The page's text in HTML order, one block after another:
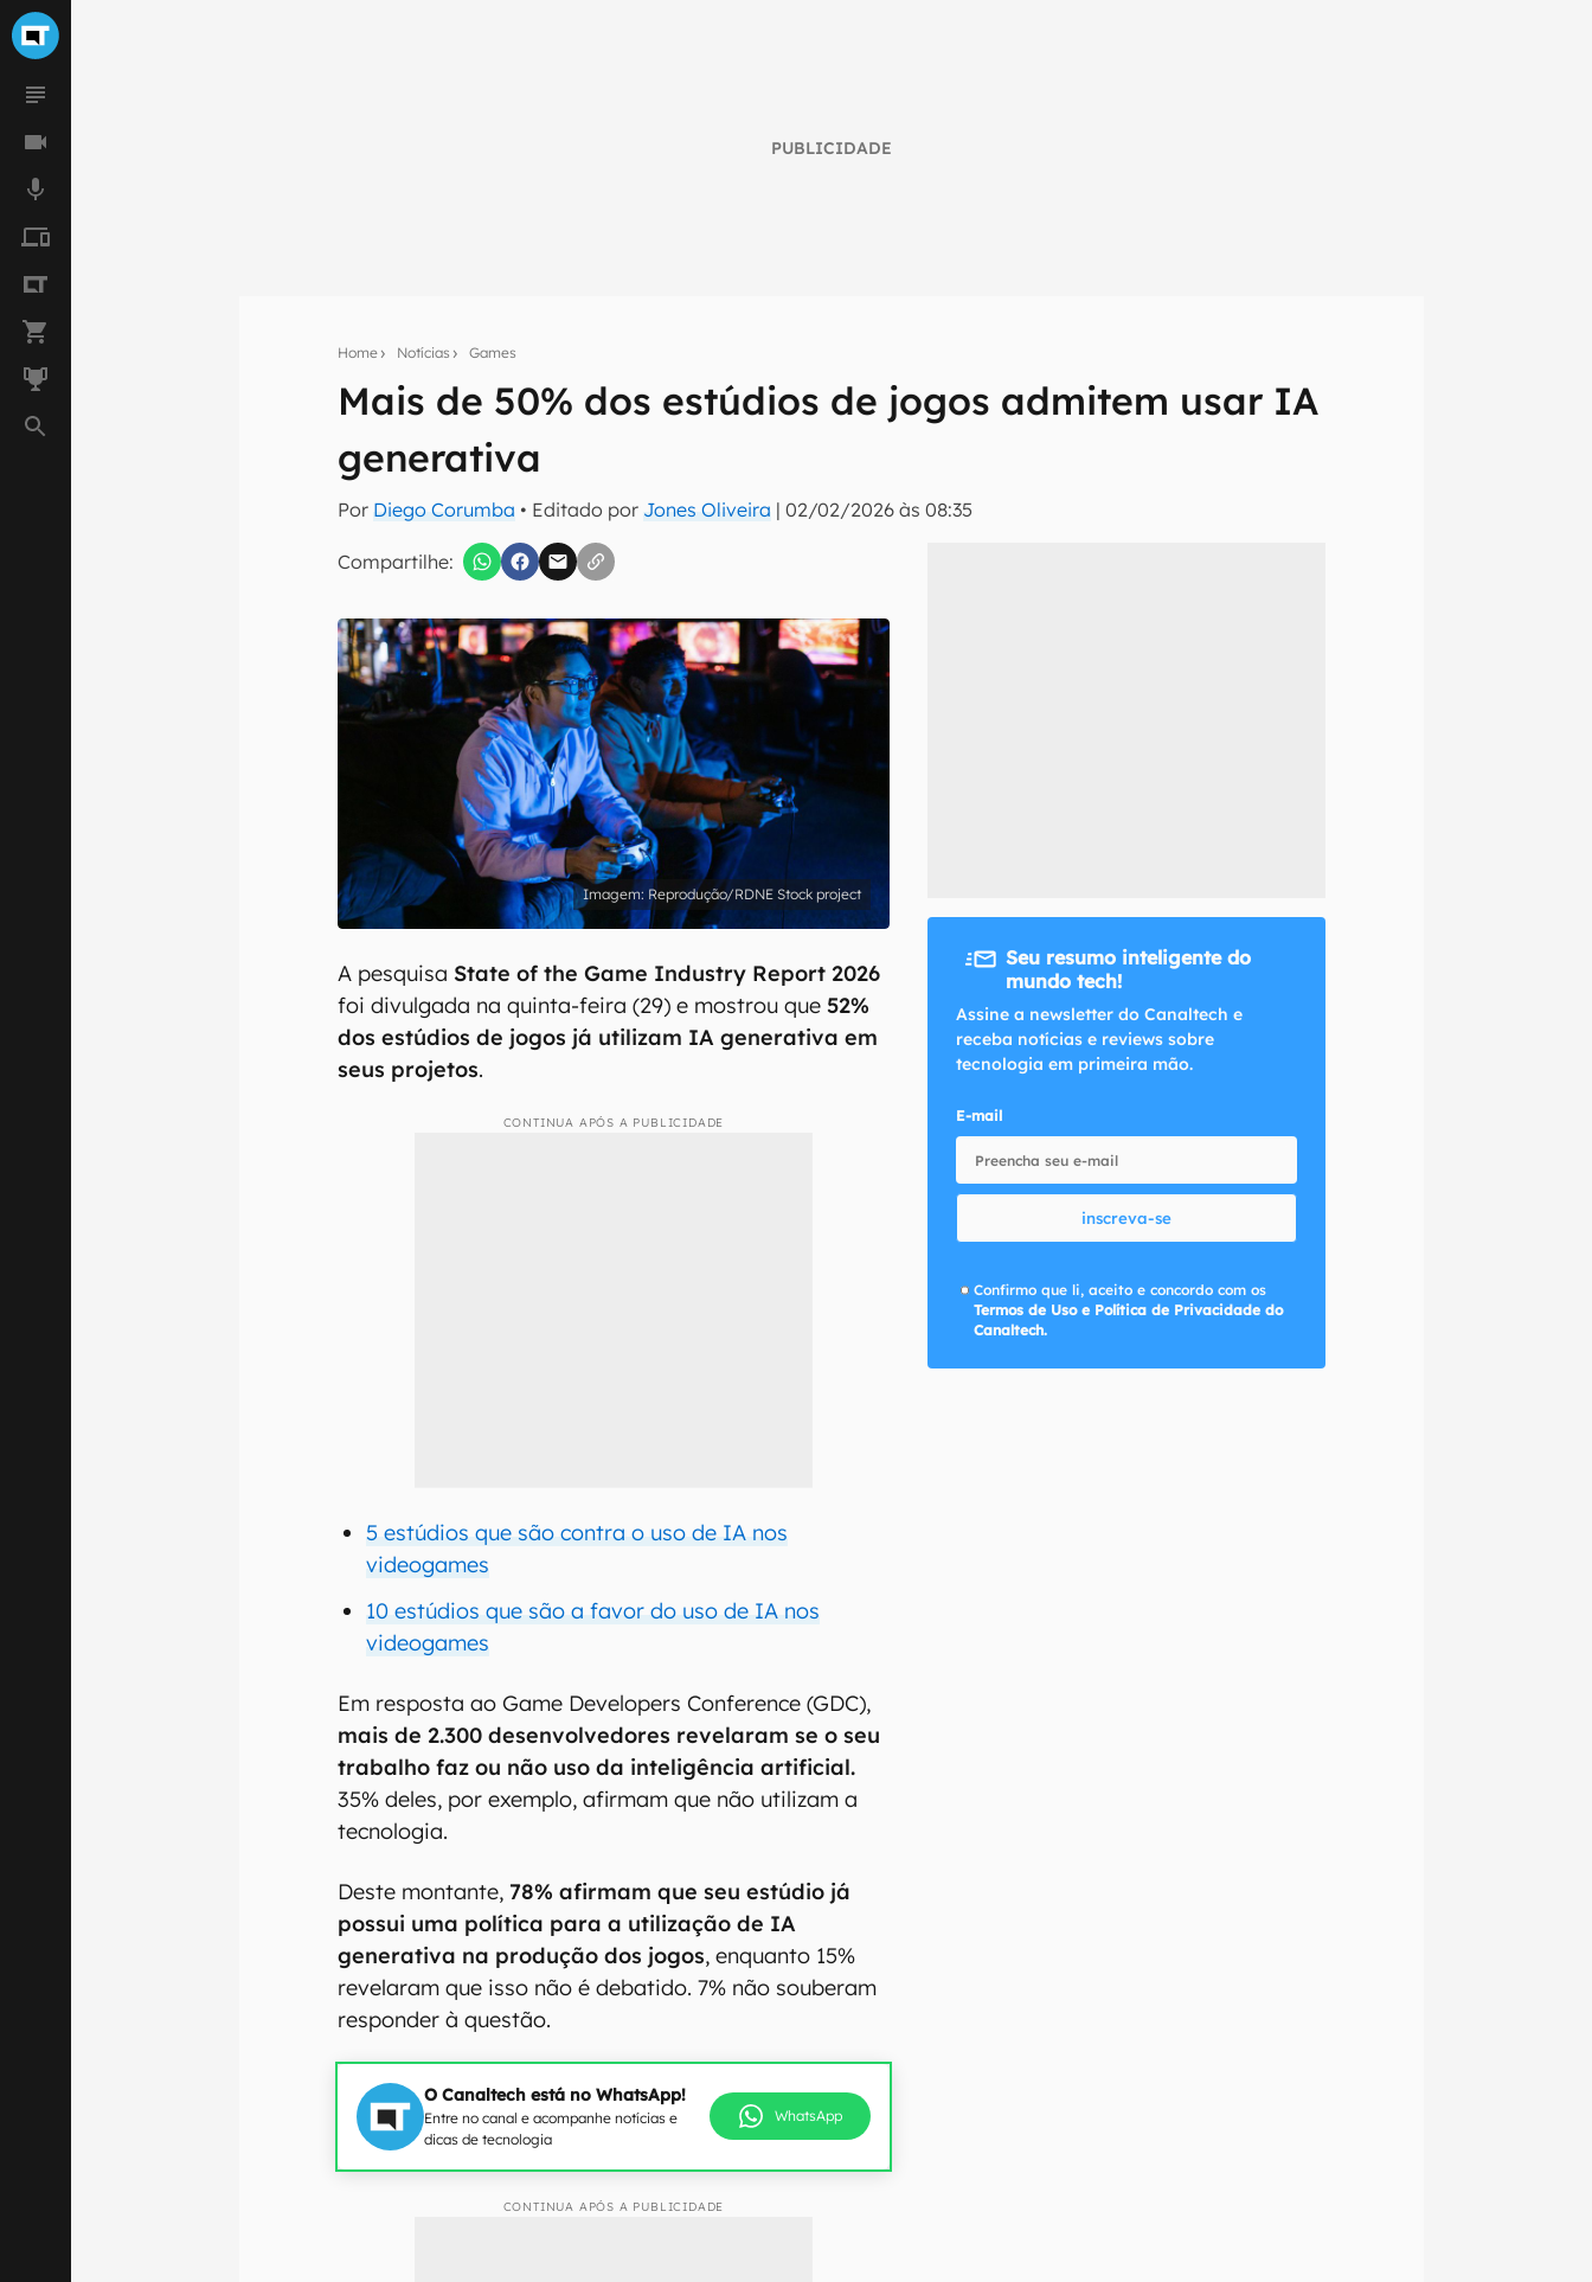
PUBLICIDADE
Home Notícias Games
Mais de 50% dos estúdios de jogos admitem usar IA
generativa
Por Diego Corumba • Editado por Jones Oliveira |02/02/2026 às 08:35
Compartilhe:
Assine a newsletter do Canaltech e receba notícias e reviews sobre tecnologia em primeira
inscreva-se
Confirmo que li, aceito e concordo com os Termos de Uso e Política de Privacidade do Canaltech.
Reprodução/RDNE Stock project
A pesquisa State of the Game Industry Report 2026
foi divulgada na quinta-feira (29) e mostrou que 52%
dos estúdios de jogos já utilizam IA generativa em
seus projetos.
CONTINUA APÓS A PUBLICIDADE
5 estúdios que são contra o uso de IA nos
videogames
10 estúdios que são a favor do uso de IA nos
videogames
Em resposta ao Game Developers Conference (GDC),
mais de 2.300 desenvolvedores revelaram se o seu
trabalho faz ou não uso da inteligência artificial.
35% deles, por exemplo, afirmam que não utilizam a
tecnologia.
Deste montante, 78% afirmam que seu estúdio já
possui uma política para a utilização de IA
generativa na produção dos jogos, enquanto 15%
revelaram que isso não é debatido. 7% não souberam
responder à questão.
O Canaltech está no WhatsApp!
Entre no canal e acompanhe notícias e
dicas de tecnologia
WhatsApp
CONTINUA APÓS A PUBLICIDADE
Seu resumo inteligente do
mundo tech!
Assine a newsletter do Canaltech e
receba notícias e reviews sobre
tecnologia em primeira mão.
E-mail
inscreva-se
Confirmo que li, aceito e concordo com os
Termos de Uso e Política de Privacidade do
Canaltech.